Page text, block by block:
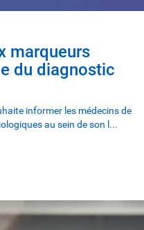
marqueurs
du diagnostic
informer les médecins de
au sein de son l...